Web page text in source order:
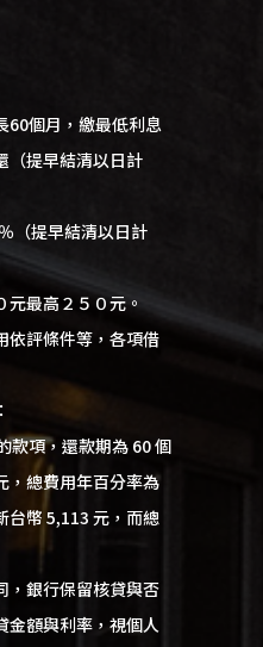
60個月，繳最低利息
（提早結清以日計
（提早結清以日計
最高２５０元。
依評條件等，各項借
款項，還款期為 60 個
，總費用年百分率為
台幣 5,113 元，而總
銀行保留核貸與否
金額與利率，視個人